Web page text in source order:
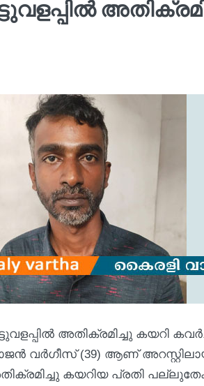
അതിക്രമിച്ചു കയറി
വർഗീസ് (39) ആണ്
കയറിയ പ്രതി